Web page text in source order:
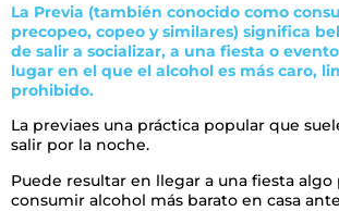
La Previa (también conocido como
precopeo, copeo y similares) significa
de salir a socializar, a una fiesta o
lugar en el que el alcohol es más caro,
prohibido.
La previaes una práctica popular que
salir por la noche.
Puede resultar en llegar a una fiesta
consumir alcohol más barato en casa